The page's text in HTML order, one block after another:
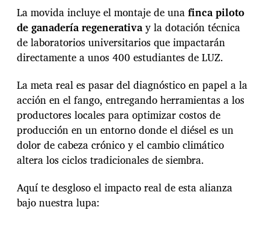
a
n
d
e
a
r
i
c
u
l
t
u
r
r
La movida incluye el montaje de unafinca piloto
de ganadería regenerativay la dotación técnica
de laboratorios universitarios que impactarán
directamente a unos 400 estudiantes de LUZ.
La meta real es pasar del diagnóstico en papel a la
acción en el fango, entregando herramientas a los
productores locales para optimizar costos de
producción en un entorno donde el diésel es un
dolor de cabeza crónico y el cambio climático
altera los ciclos tradicionales de siembra.
Aquí te desgloso el impacto real de esta alianza
bajo nuestra lupa: